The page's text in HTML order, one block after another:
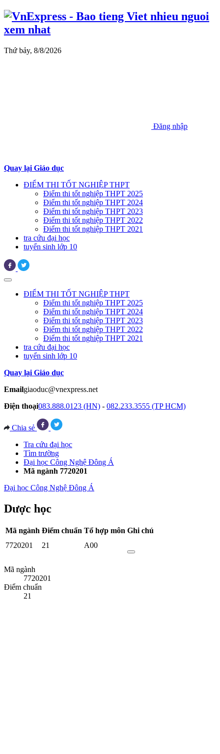
Thứ bảy, 8/8/2026
Đăng nhập
Quay lại Giáo dục
ĐIỂM THI TỐT NGHIỆP THPT
Điểm thi tốt nghiệp THPT 2025
Điểm thi tốt nghiệp THPT 2024
Điểm thi tốt nghiệp THPT 2023
Điểm thi tốt nghiệp THPT 2022
Điểm thi tốt nghiệp THPT 2021
tra cứu đại học
tuyển sinh lớp 10
ĐIỂM THI TỐT NGHIỆP THPT
Điểm thi tốt nghiệp THPT 2025
Điểm thi tốt nghiệp THPT 2024
Điểm thi tốt nghiệp THPT 2023
Điểm thi tốt nghiệp THPT 2022
Điểm thi tốt nghiệp THPT 2021
tra cứu đại học
tuyển sinh lớp 10
Quay lại Giáo dục
Emailgiaoduc@vnexpress.net
Điện thoại083.888.0123 (HN) - 082.233.3555 (TP HCM)
Chia sẻ
Tra cứu đại học
Tìm trường
Đại học Công Nghệ Đông Á
Mã ngành 7720201
Đại học Công Nghệ Đông Á
Dược học
Mã ngành Điểm chuẩn Tổ hợp môn Ghi chú
7720201
21 A00
Mã ngành
7720201
Điểm chuẩn
21